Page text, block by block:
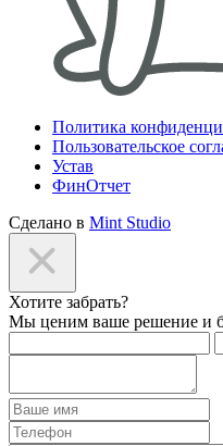
Политика
Пользовательское
Устав
ФинОтчет
Сделано в Mint Studio
Хотите забрать?
Мы ценим ваше решение и